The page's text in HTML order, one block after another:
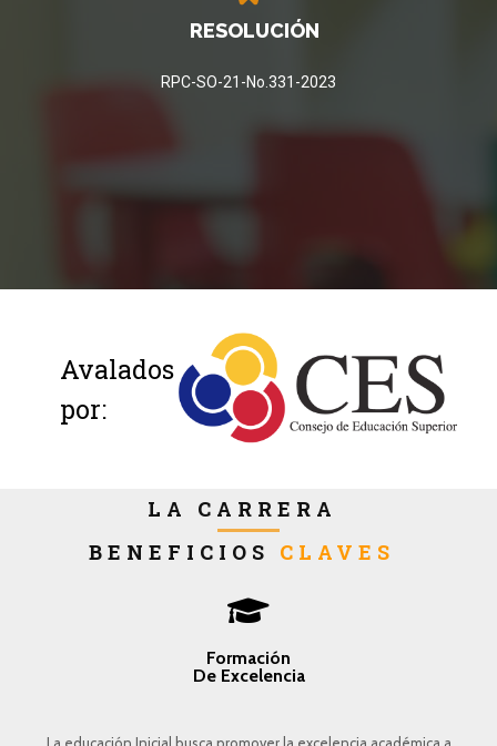
RESOLUCIÓN
RPC-SO-21-No.331-2023
Avalados
por:
LA CARRERA
BENEFICIOS CLAVES
Formación
De Excelencia